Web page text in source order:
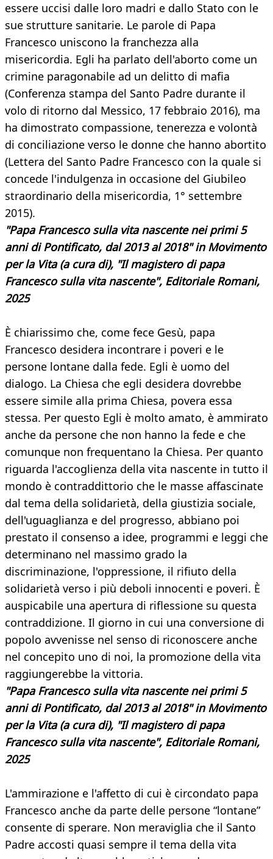
essere uccisi dalle loro madri e dallo Stato con le
sue strutture sanitarie. Le parole di Papa
Francesco uniscono la franchezza alla
misericordia. Egli ha parlato dell'aborto come un
crimine paragonabile ad un delitto di mafia
(Conferenza stampa del Santo Padre durante il
volo di ritorno dal Messico, 17 febbraio 2016), ma
ha dimostrato compassione, tenerezza e volontà
di conciliazione verso le donne che hanno abortito
(Lettera del Santo Padre Francesco con la quale si
concede l'indulgenza in occasione del Giubileo
straordinario della misericordia, 1° settembre
2015).
"Papa Francesco sulla vita nascente nei primi 5
anni di Pontificato, dal 2013 al 2018" in Movimento
per la Vita (a cura di), "Il magistero di papa
Francesco sulla vita nascente", Editoriale Romani,
2025
È chiarissimo che, come fece Gesù, papa
Francesco desidera incontrare i poveri e le
persone lontane dalla fede. Egli è uomo del
dialogo. La Chiesa che egli desidera dovrebbe
essere simile alla prima Chiesa, povera essa
stessa. Per questo Egli è molto amato, è ammirato
anche da persone che non hanno la fede e che
comunque non frequentano la Chiesa. Per quanto
riguarda l'accoglienza della vita nascente in tutto il
mondo è contraddittorio che le masse affascinate
dal tema della solidarietà, della giustizia sociale,
dell'uguaglianza e del progresso, abbiano poi
prestato il consenso a idee, programmi e leggi che
determinano nel massimo grado la
discriminazione, l'oppressione, il rifiuto della
solidarietà verso i più deboli innocenti e poveri. È
auspicabile una apertura di riflessione su questa
contraddizione. Il giorno in cui una conversione di
popolo avvenisse nel senso di riconoscere anche
nel concepito uno di noi, la promozione della vita
raggiungerebbe la vittoria.
"Papa Francesco sulla vita nascente nei primi 5
anni di Pontificato, dal 2013 al 2018" in Movimento
per la Vita (a cura di), "Il magistero di papa
Francesco sulla vita nascente", Editoriale Romani,
2025
L'ammirazione e l'affetto di cui è circondato papa
Francesco anche da parte delle persone “lontane”
consente di sperare. Non meraviglia che il Santo
Padre accosti quasi sempre il tema della vita